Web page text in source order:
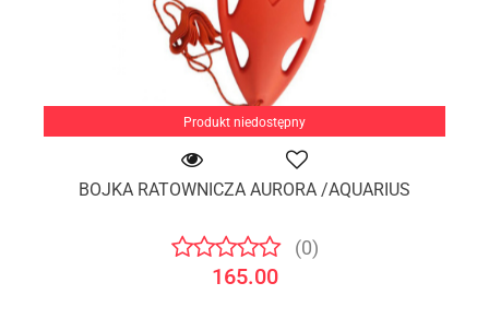
Produkt niedostępny
BOJKA RATOWNICZA AURORA /AQUARIUS
(0)
165.00